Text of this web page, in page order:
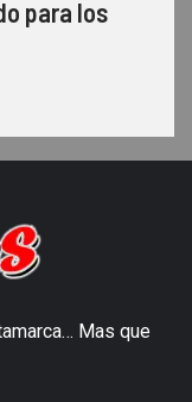
para los
Mas que